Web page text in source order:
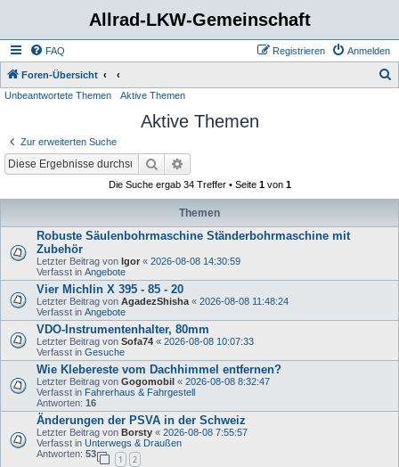
Allrad-LKW-Gemeinschaft
FAQ Anmelden
Registrieren
Foren-Übersicht
Unbeantwortete Themen Aktive Themen
Aktive Themen
Zur erweiterten Suche
Suche
Die Suche ergab 34 Treffer • Seite 1von 1
Themen
Robuste Säulenbohrmaschine Ständerbohrmaschine mit
Zubehör
Letzter Beitrag von Igor « 2026-08-08 14:30:59
Verfasst in Angebote
Vier Michlin X 395 - 85 - 20
Letzter Beitrag von AgadezShisha « 2026-08-08 11:48:24
Verfasst in Angebote
VDO-Instrumentenhalter, 80mm
Letzter Beitrag von Sofa74 « 2026-08-08 10:07:33
Verfasst in Gesuche
Wie Klebereste vom Dachhimmel entfernen?
Letzter Beitrag von Gogomobil « 2026-08-08 8:32:47
Verfasst in Fahrerhaus & Fahrgestell
Antworten: 16
Änderungen der PSVA in der Schweiz
Letzter Beitrag von Borsty « 2026-08-08 7:55:57
Verfasst in Unterwegs & Draußen
Antworten: 53
1 2